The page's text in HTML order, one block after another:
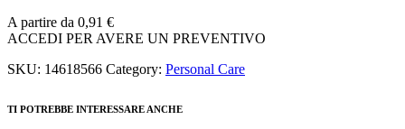
A partire da 0,91 €
ACCEDI PER AVERE UN PREVENTIVO
SKU: 14618566 Category: Personal Care
TI POTREBBE INTERESSARE ANCHE